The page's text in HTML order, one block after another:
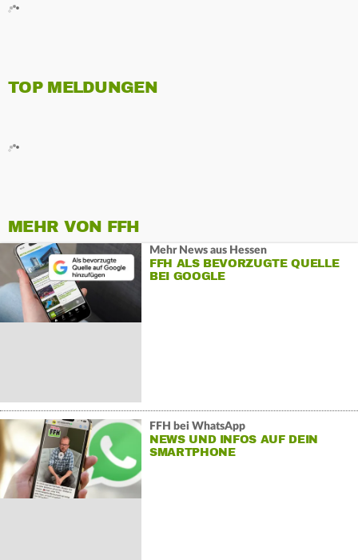
TOP MELDUNGEN
MEHR VON FFH
Mehr News aus Hessen
FFH ALS BEVORZUGTE QUELLE
BEI GOOGLE
FFH bei WhatsApp
NEWS UND INFOS AUF DEIN
SMARTPHONE